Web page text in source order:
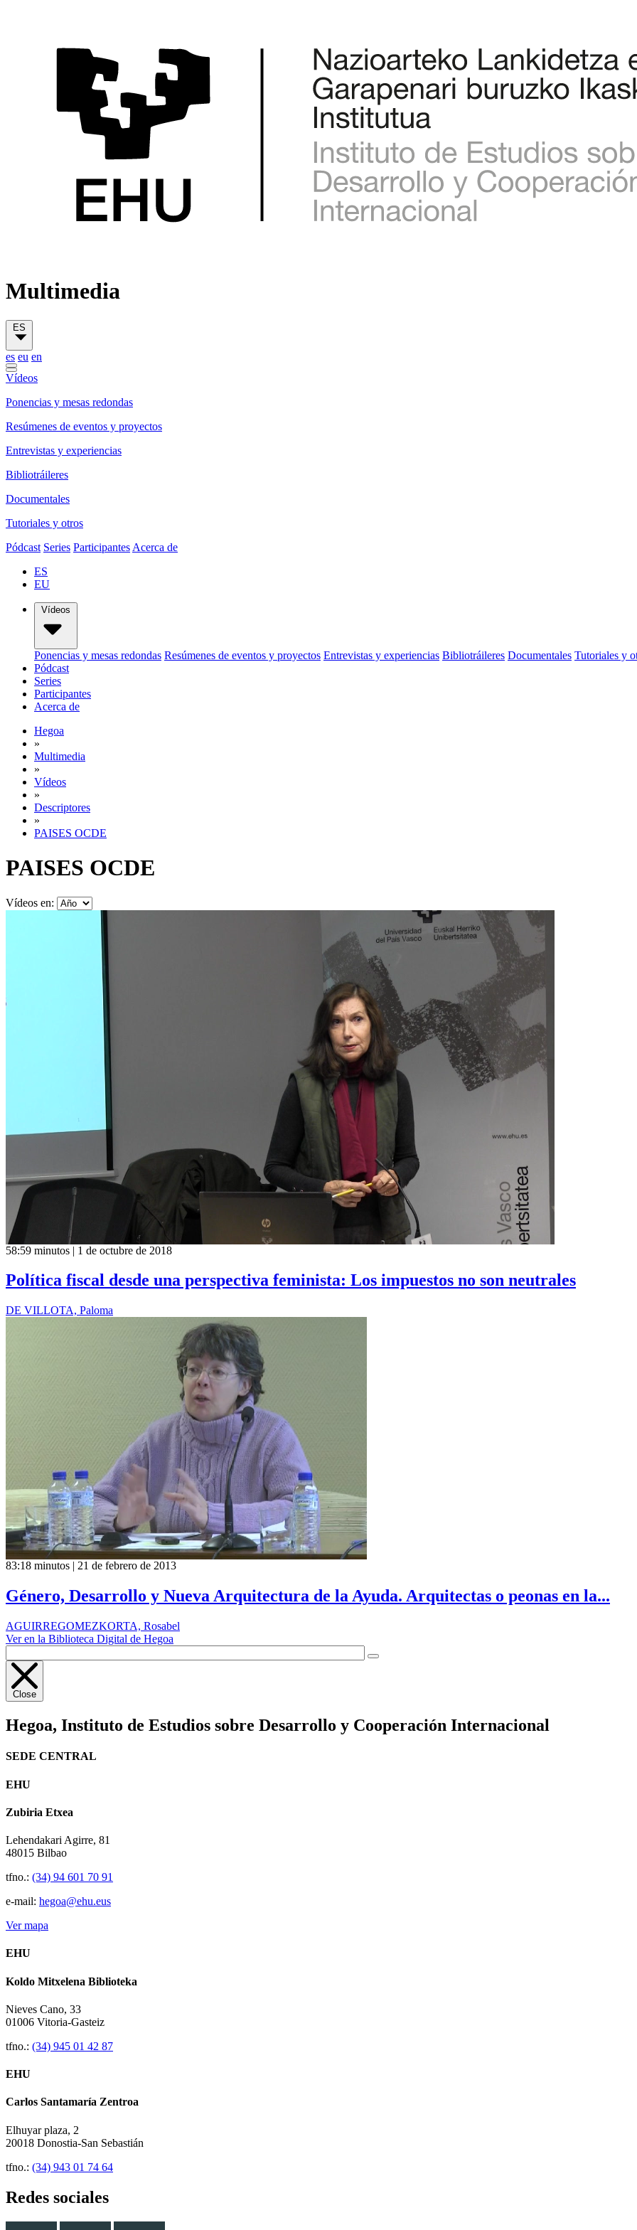
Multimedia
ES
es eu en
Vídeos
Ponencias y mesas redondas
Resúmenes de eventos y proyectos
Entrevistas y experiencias
Bibliotráileres
Documentales
Tutoriales y otros
Pódcast Series Participantes Acerca de
ES
EU
Vídeos
Ponencias y mesas redondas Resúmenes de eventos y proyectos Entrevistas y experiencias Bibliotráileres Documentales Tutoriales y
Pódcast
Series
Participantes
Acerca de
Hegoa
»
Multimedia
»
Vídeos
»
Descriptores
»
PAISES OCDE
PAISES OCDE
Vídeos en:
58:59 minutos | 1 de octubre de 2018
Política fiscal desde una perspectiva feminista: Los impuestos no son neutrales
DE VILLOTA, Paloma
83:18 minutos | 21 de febrero de 2013
Género, Desarrollo y Nueva Arquitectura de la Ayuda. Arquitectas o peonas en la...
AGUIRREGOMEZKORTA, Rosabel
Ver en la Biblioteca Digital de Hegoa
Close
Hegoa, Instituto de Estudios sobre Desarrollo y Cooperación Internacional
SEDE CENTRAL
EHU
Zubiria Etxea
Lehendakari Agirre, 81
48015 Bilbao
tfno.: (34) 94 601 70 91
e-mail: hegoa@ehu.eus
Ver mapa
EHU
Koldo Mitxelena Biblioteka
Nieves Cano, 33
01006 Vitoria-Gasteiz
tfno.: (34) 945 01 42 87
EHU
Carlos Santamaría Zentroa
Elhuyar plaza, 2
20018 Donostia-San Sebastián
tfno.: (34) 943 01 74 64
Redes sociales